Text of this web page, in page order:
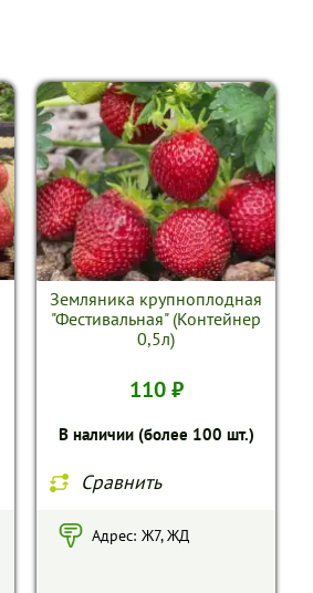
Земляника крупноплодная
"Фестивальная" (Контейнер
0,5л)
110 ₽
В наличии (более 100 шт.)
Сравнить
Адрес: Ж7, ЖД